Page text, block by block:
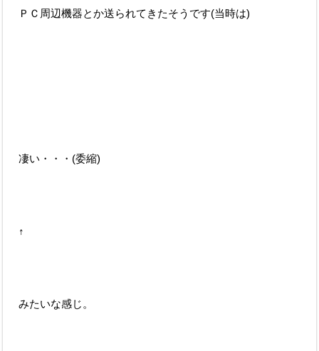
ＰＣ周辺機器とか送られてきたそうです(当時は)
凄い・・・(委縮)
↑
みたいな感じ。